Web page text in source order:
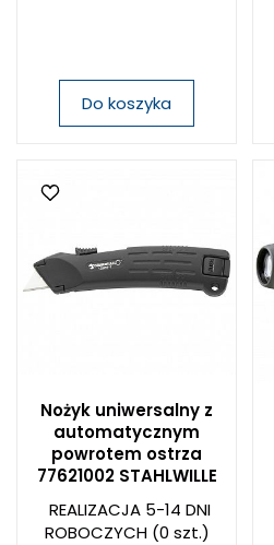
Do koszyka
Nożyk uniwersalny z
automatycznym
powrotem ostrza
77621002 STAHLWILLE
REALIZACJA 5-14 DNI
ROBOCZYCH(0 szt.)